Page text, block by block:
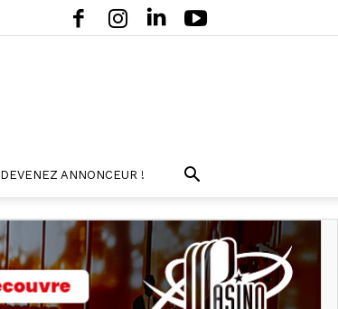
DEVENEZ ANNONCEUR !